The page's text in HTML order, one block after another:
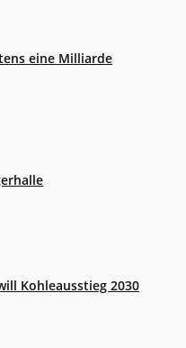
eine Milliarde
Kohleausstieg 2030